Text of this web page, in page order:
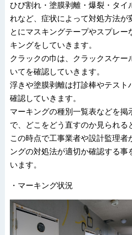
ひび割れ・塗膜剥離・爆裂・タイ
れなど、症状によって対処方法が
とにマスキングテープやスプレー
キングをしていきます。
クラックの巾は、クラックスケー
いてを確認していきます。
浮きや塗膜剥離は打診棒やテスト
確認していきます。
マーキングの種別一覧表などを掲
で、どこをどう直すのか見られる
この時点で工事業者や設計監理者
ングの対処法が適切か確認する事
います。
・マーキング状況